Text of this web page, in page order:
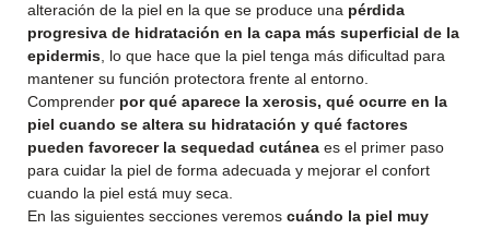
alteración de la piel en la que se produce una pérdida
progresiva de hidratación en la capa más superficial de la
epidermis , lo que hace que la piel tenga más dificultad para
mantener su función protectora frente al entorno.
Comprender por qué aparece la xerosis, qué ocurre en la
piel cuando se altera su hidratación y qué factores
pueden favorecer la sequedad cutánea es el primer paso
para cuidar la piel de forma adecuada y mejorar el confort
cuando la piel está muy seca.
En las siguientes secciones veremos cuándo la piel muy